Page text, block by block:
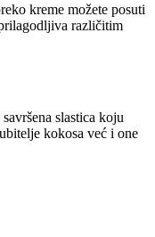
kreme možete posuti
različitim
slastica koju
kokosa već i one